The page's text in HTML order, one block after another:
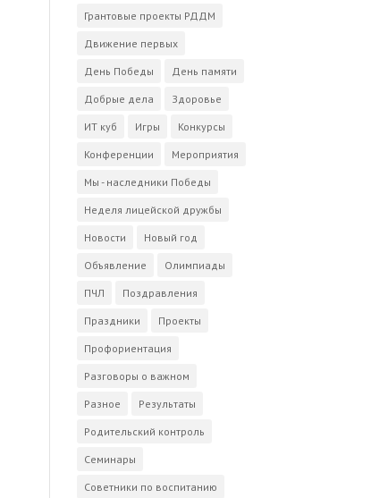
Грантовые проекты РДДМ
Движение первых
День Победы День памяти
Добрые дела Здоровье
ИТ куб Игры Конкурсы
Конференции Мероприятия
Мы - наследники Победы
Неделя лицейской дружбы
Новости Новый год
Объявление Олимпиады
ПЧЛ Поздравления
Праздники Проекты
Профориентация
Разговоры о важном
Разное Результаты
Родительский контроль
Семинары
Советники по воспитанию